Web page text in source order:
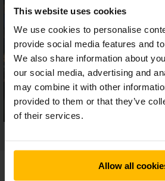
This website uses cookies
We use cookies to personalise
provide social media features and
We also share information about
our social media, advertising and
may combine it with other
provided to them or that they’ve
of their services.
Allow all